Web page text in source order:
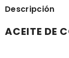
Descripción
ACEITE DE